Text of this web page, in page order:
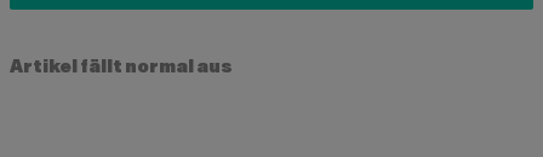
Artikel fällt normal aus